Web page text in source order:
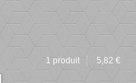
1 produit
5,82 €